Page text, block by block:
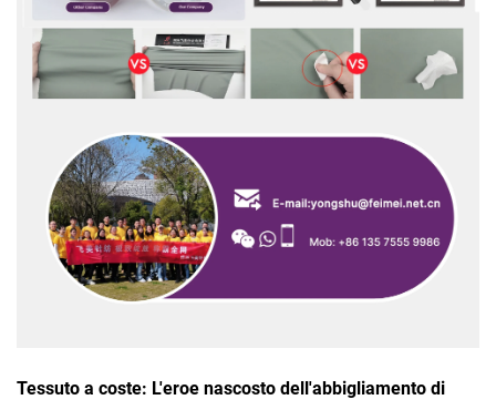
Tessuto a coste: L'eroe nascosto dell'abbigliamento di